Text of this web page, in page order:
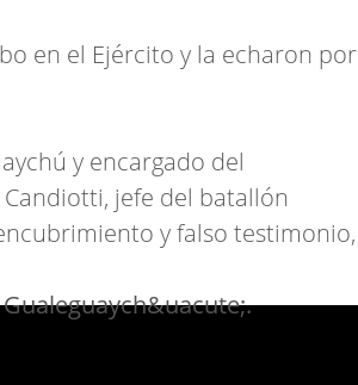
en el Ejército y la echaron por
y encargado del
jefe del batallón
y falso testimonio,